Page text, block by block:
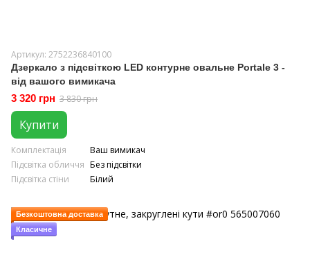
Артикул: 2752236840100
Дзеркало з підсвіткою LED контурне овальне Portale 3 -
від вашого вимикача
3 320 грн 3 830 грн
Купити
Комплектація
Ваш вимикач
Підсвітка обличчя Без підсвітки
Підсвітка стіни
Білий
Безкоштовна доставка
Класичне